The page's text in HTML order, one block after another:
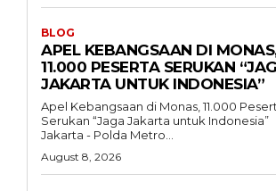
BLOG
APEL KEBANGSAAN DI
11.000 PESERTA SERUKAN
JAKARTA UNTUK INDONESIA”
Apel Kebangsaan di Monas, 11.000
Serukan “Jaga Jakarta untuk Indonesia”
Jakarta - Polda Metro...
August 8, 2026